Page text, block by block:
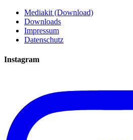
Mediakit (Download)
Downloads
Impressum
Datenschutz
Instagram